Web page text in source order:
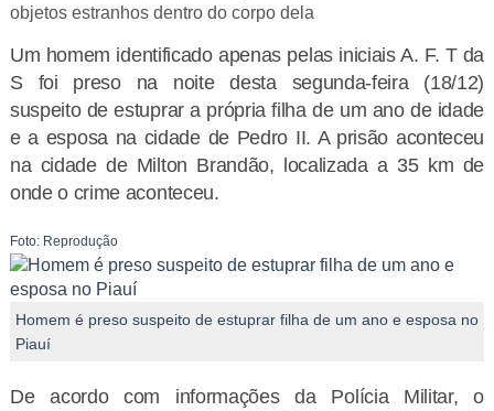
objetos estranhos dentro do corpo dela
Um homem identificado apenas pelas iniciais A. F. T da
S foi preso na noite desta segunda-feira (18/12)
suspeito de estuprar a própria filha de um ano de idade
e a esposa na cidade de Pedro II. A prisão aconteceu
na cidade de Milton Brandão, localizada a 35 km de
onde o crime aconteceu.
Foto: Reprodução
Homem é preso suspeito de estuprar filha de um ano e esposa no
Piauí
De acordo com informações da Polícia Militar, o